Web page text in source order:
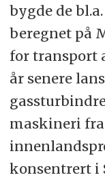
bygde de
beregnet på
for transport
år senere
maskineri
konsentrert i